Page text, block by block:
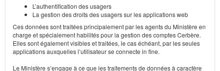
L’authentification des usagers
La gestion des droits des usagers sur les applications web
Ces données sont traitées principalement par les agents du Ministère en
charge et spécialement habilités pour la gestion des comptes Cerbère.
Elles sont également visibles et traitées, le cas échéant, par les seules
applications auxquelles l’utilisateur se connecte in fine.
Le Ministère s’engage à ce que les traitements de données à caractère